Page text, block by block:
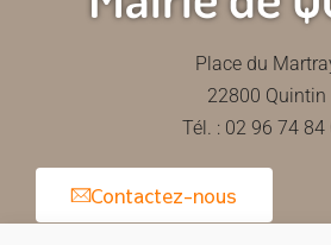
Place du
22800 Quintin
Tél. : 02 96 74 84
Contactez-nous